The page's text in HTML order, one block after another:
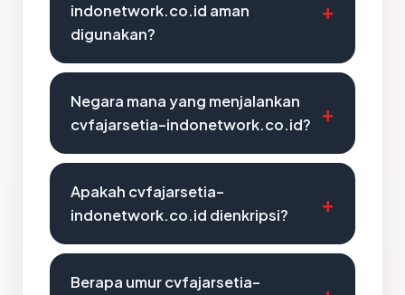
indonetwork.co.id aman
digunakan?
Negara mana yang menjalankan
cvfajarsetia-indonetwork.co.id?
Apakah cvfajarsetia-
indonetwork.co.id dienkripsi?
Berapa umur cvfajarsetia-